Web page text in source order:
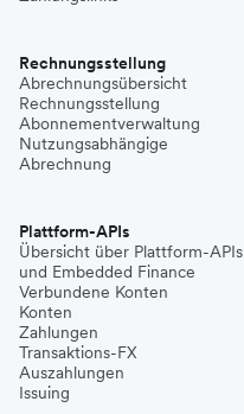
Rechnungsstellung
Abrechnungsübersicht
Rechnungsstellung
Abonnementverwaltung
Nutzungsabhängige
Abrechnung
Plattform-APIs
Übersicht über Plattform-APIs
und Embedded Finance
Verbundene Konten
Konten
Zahlungen
Transaktions-FX
Auszahlungen
Issuing